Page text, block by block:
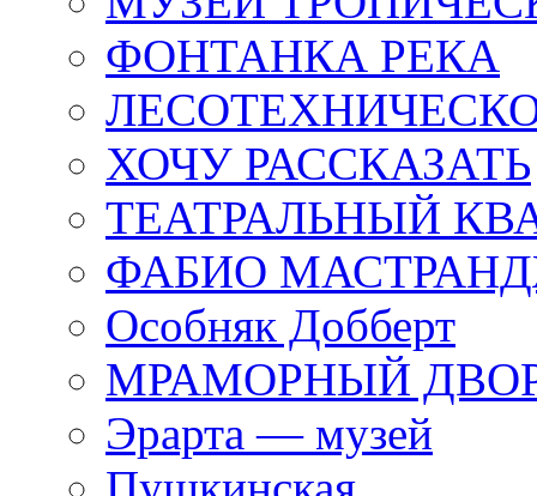
ФОНТАНКА РЕКА
ХОЧУ РАССКАЗАТЬ
ТЕАТРАЛЬНЫЙ
ФАБИО
Особняк Добберт
МРАМОРНЫЙ
Эрарта — музей